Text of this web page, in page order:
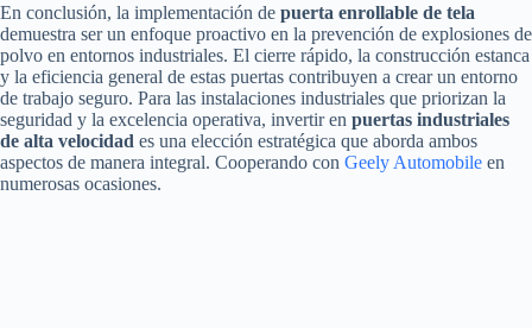
En conclusión, la implementación de puerta enrollable de tela
demuestra ser un enfoque proactivo en la prevención de explosiones de
polvo en entornos industriales. El cierre rápido, la construcción estanca
y la eficiencia general de estas puertas contribuyen a crear un entorno
de trabajo seguro. Para las instalaciones industriales que priorizan la
seguridad y la excelencia operativa, invertir en puertas industriales
de alta velocidad es una elección estratégica que aborda ambos
aspectos de manera integral. Cooperando con Geely Automobile en
numerosas ocasiones.